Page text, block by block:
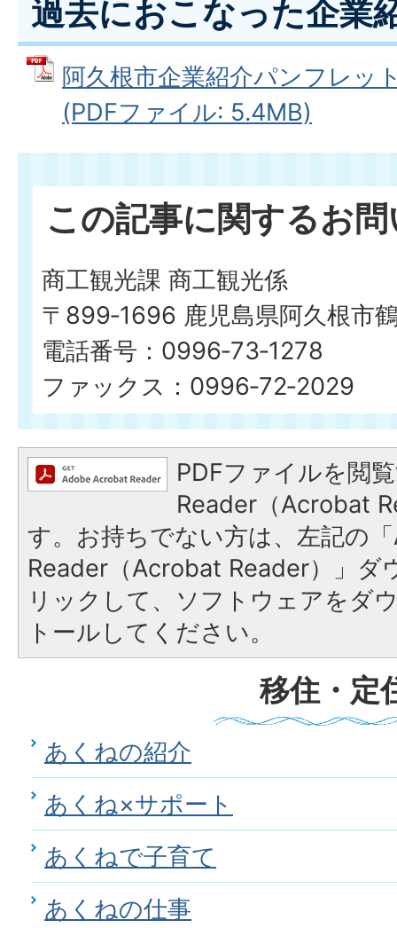
過去におこなった企業
阿久根市企業紹介パンフレッ
(PDFファイル: 5.4MB)
この記事に関するお
商工観光課 商工観光係
〒899‐1696 鹿児島県阿久根市
電話番号：0996‐73‐1278
ファックス：0996‐72‐2029
PDFファイルを閲
Reader（Acrobat
す。お持ちでない方は、左記の
Reader（Acrobat Reader）」ダ
リックして、ソフトウェアをダ
トールしてください。
移住・定
あくねの紹介
あくね×サポート
あくねで子育て
あくねの仕事